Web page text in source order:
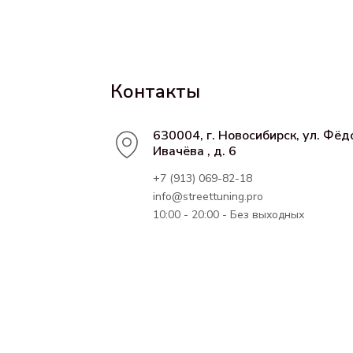
Контакты
630004, г. Новосибирск, ул.
Ивачёва , д. 6
+7 (913) 069-82-18
info@streettuning.pro
10:00 - 20:00 - Без выходных